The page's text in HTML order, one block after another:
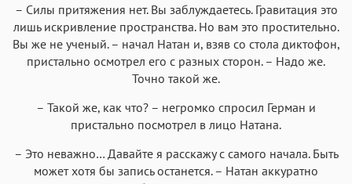
– Силы притяжения нет. Вы заблуждаетесь. Гравитация это
лишь искривление пространства. Но вам это простительно.
Вы же не ученый. – начал Натан и, взяв со стола диктофон,
пристально осмотрел его с разных сторон. – Надо же.
Точно такой же.
– Такой же, как что? – негромко спросил Герман и
пристально посмотрел в лицо Натана.
– Это неважно… Давайте я расскажу с самого начала. Быть
может хотя бы запись останется. – Натан аккуратно